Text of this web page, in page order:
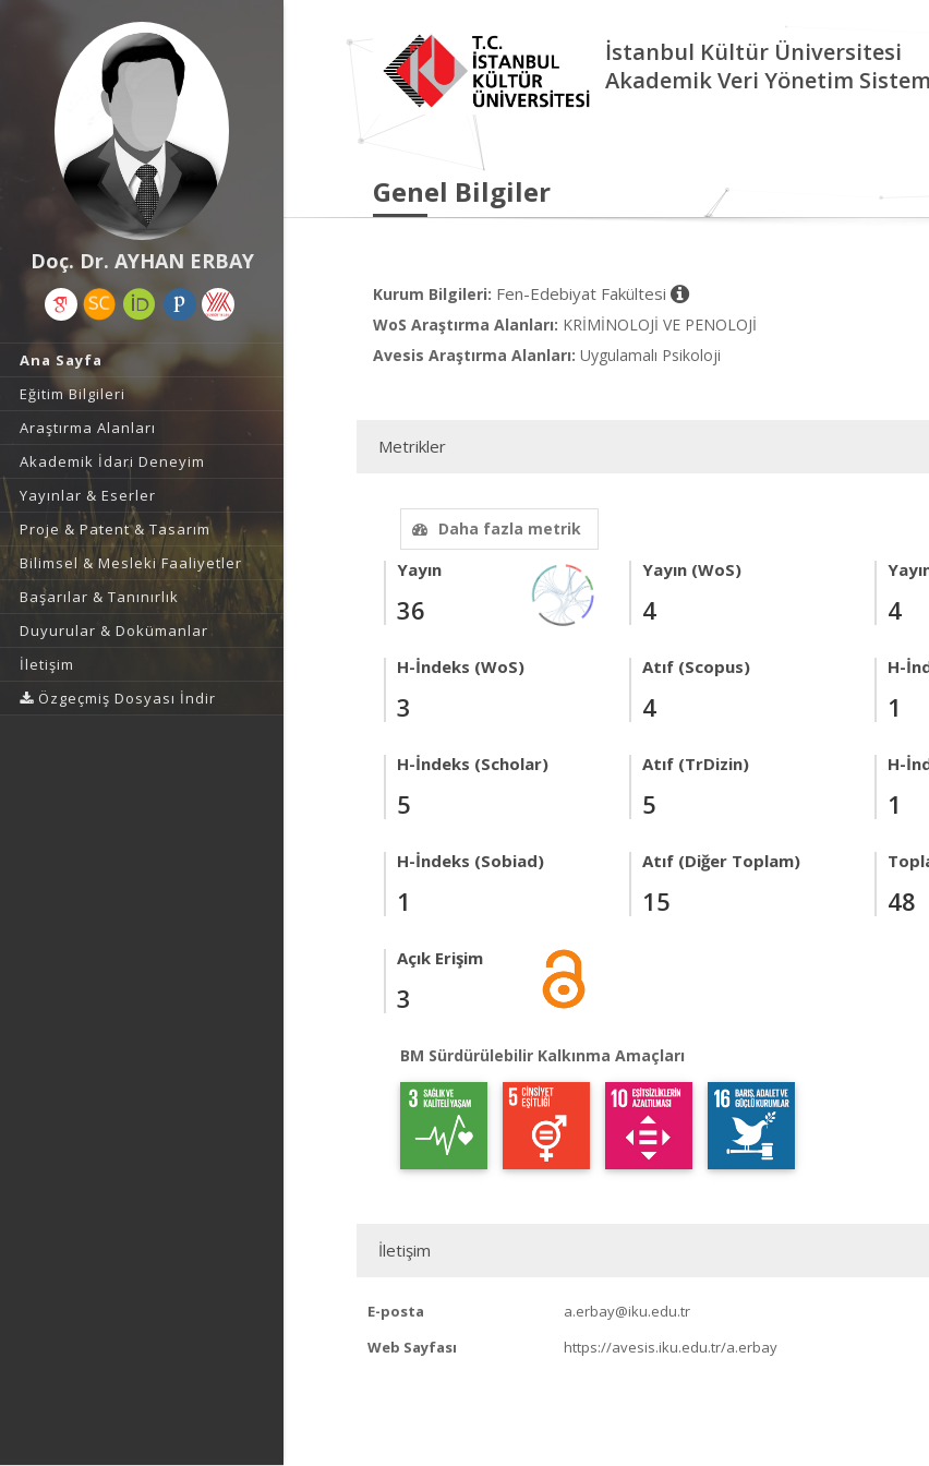
Doç. Dr. AYHAN ERBAY
Ana Sayfa
Eğitim Bilgileri
Araştırma Alanları
Akademik İdari Deneyim
Yayınlar & Eserler
Proje & Patent & Tasarım
Bilimsel & Mesleki Faaliyetler
Başarılar & Tanınırlık
Duyurular & Dokümanlar
İletişim
Özgeçmiş Dosyası İndir
İstanbul Kültür Üniversitesi
Akademik Veri Yönetim
Genel Bilgiler
Kurum Bilgileri: Fen-Edebiyat Fakültesi
WoS Araştırma Alanları: KRİMİNOLOJİ VE PENOLOJİ
Avesis Araştırma Alanları: Uygulamalı Psikoloji
Metrikler
Daha fazla metrik
Yayın
36
Yayın (WoS)
4 4
H-İndeks (WoS)
3
Atıf (Scopus)
4
H-
1
H-İndeks (Scholar)
5
Atıf (TrDizin)
5
H-
1
H-İndeks (Sobiad)
1
Atıf (Diğer Toplam)
15 48
Açık Erişim
3
BM Sürdürülebilir Kalkınma Amaçları
İletişim
E-posta
a.erbay@iku.edu.tr
Web Sayfası
https://avesis.iku.edu.tr/a.erbay